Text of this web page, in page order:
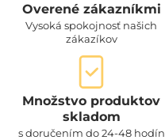
Overené zákazníkmi
Vysoká spokojnosť našich
zákazíkov
Množstvo produktov
skladom
s doručením do 24-48 hodín